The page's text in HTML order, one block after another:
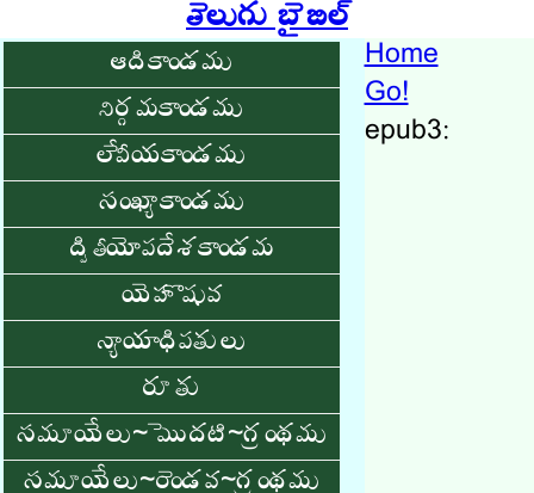
తెలుగు బైబిల్
ఆదికాండము
నిర్గమకాండము
లేవీయకాండము
సంఖ్యాకాండము
ద్వితీయోపదేశకాండమ
యెహొషువ
న్యాయాధిపతులు
రూతు
సమూయేలు~మొదటి~గ్రంథము
సమూయేలు~రెండవ~గ్రంథము
Home
Go!
epub3: